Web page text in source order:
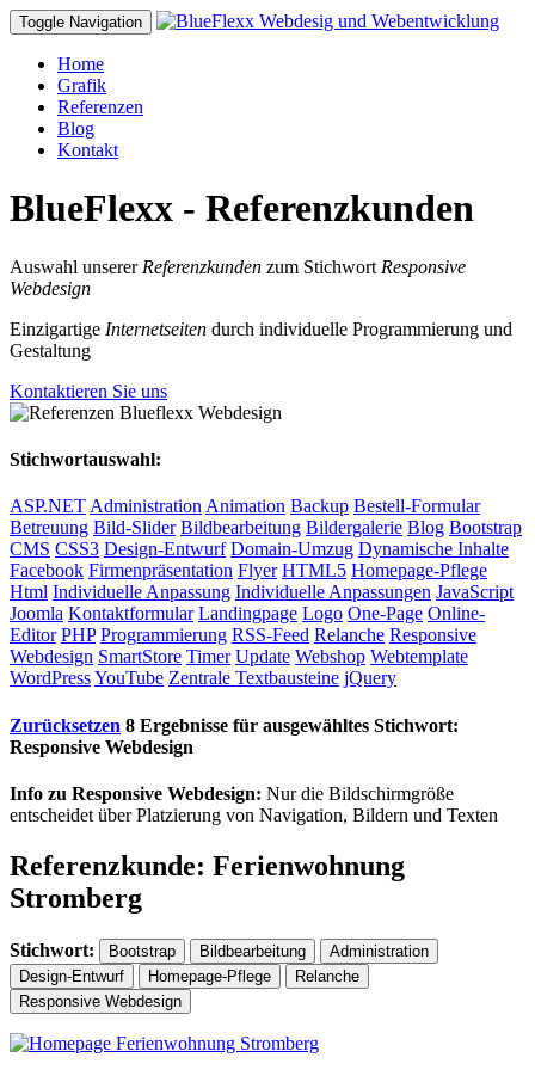
Toggle Navigation
Home
Grafik
Referenzen
Blog
Kontakt
BlueFlexx - Referenzkunden
Auswahl unserer Referenzkunden zum Stichwort Responsive
Webdesign
Einzigartige Internetseiten durch individuelle Programmierung und
Gestaltung
Kontaktieren Sie uns
Stichwortauswahl:
ASP.NETAdministrationAnimation Backup Bestell-Formular
Betreuung Bild-Slider Bildbearbeitung Bildergalerie Blog Bootstrap
CMS CSS3 Design-Entwurf Domain-Umzug Dynamische Inhalte
Facebook Firmenpräsentation Flyer HTML5 Homepage-Pflege
Html Individuelle Anpassung Individuelle Anpassungen JavaScript
Joomla Kontaktformular Landingpage Logo One-Page Online-
Editor PHP Programmierung RSS-Feed Relanche Responsive
Webdesign SmartStore Timer Update Webshop Webtemplate
WordPressYouTube Zentrale Textbausteine jQuery
Zurücksetzen 8 Ergebnisse für ausgewähltes Stichwort:
Responsive Webdesign
Info zu Responsive Webdesign: Nur die Bildschirmgröße
entscheidet über Platzierung von Navigation, Bildern und Texten
Referenzkunde: Ferienwohnung
Stromberg
Stichwort: Bootstrap Bildbearbeitung
Administration
Design-Entwurf
Homepage-Pflege
Relanche
Responsive Webdesign